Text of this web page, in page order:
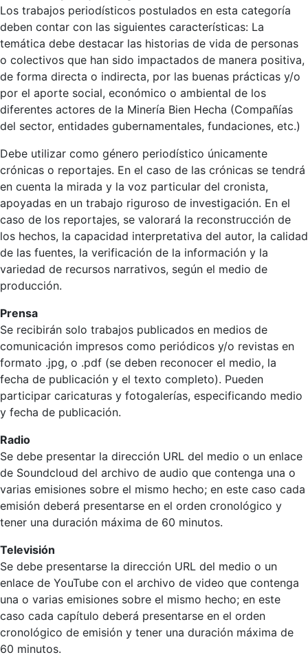
Los trabajos periodísticos postulados en esta categoría
deben contar con las siguientes características: La
temática debe destacar las historias de vida de personas
o colectivos que han sido impactados de manera positiva,
de forma directa o indirecta, por las buenas prácticas y/o
por el aporte social, económico o ambiental de los
diferentes actores de la Minería Bien Hecha (Compañías
del sector, entidades gubernamentales, fundaciones, etc.)
Debe utilizar como género periodístico únicamente
crónicas o reportajes. En el caso de las crónicas se tendrá
en cuenta la mirada y la voz particular del cronista,
apoyadas en un trabajo riguroso de investigación. En el
caso de los reportajes, se valorará la reconstrucción de
los hechos, la capacidad interpretativa del autor, la calidad
de las fuentes, la verificación de la información y la
variedad de recursos narrativos, según el medio de
producción.
Prensa
Se recibirán solo trabajos publicados en medios de
comunicación impresos como periódicos y/o revistas en
formato .jpg, o .pdf (se deben reconocer el medio, la
fecha de publicación y el texto completo). Pueden
participar caricaturas y fotogalerías, especificando medio
y fecha de publicación.
Radio
Se debe presentar la dirección URL del medio o un enlace
de Soundcloud del archivo de audio que contenga una o
varias emisiones sobre el mismo hecho; en este caso cada
emisión deberá presentarse en el orden cronológico y
tener una duración máxima de 60 minutos.
Televisión
Se debe presentarse la dirección URL del medio o un
enlace de YouTube con el archivo de video que contenga
una o varias emisiones sobre el mismo hecho; en este
caso cada capítulo deberá presentarse en el orden
cronológico de emisión y tener una duración máxima de
60 minutos.